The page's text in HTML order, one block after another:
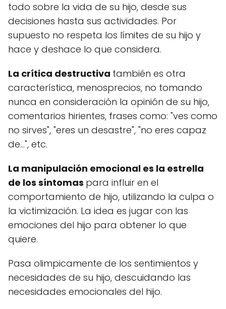
todo sobre la vida de su hijo, desde sus
decisiones hasta sus actividades. Por
supuesto no respeta los límites de su hijo y
hace y deshace lo que considera.
La crítica destructiva también es otra
característica, menosprecios, no tomando
nunca en consideración la opinión de su hijo,
comentarios hirientes, frases como: "ves como
no sirves", "eres un desastre", "no eres capaz
de...", etc.
La manipulación emocional es la estrella
de los síntomas para influir en el
comportamiento de hijo, utilizando la culpa o
la victimización. La idea es jugar con las
emociones del hijo para obtener lo que
quiere.
Pasa olimpicamente de los sentimientos y
necesidades de su hijo, descuidando las
necesidades emocionales del hijo.